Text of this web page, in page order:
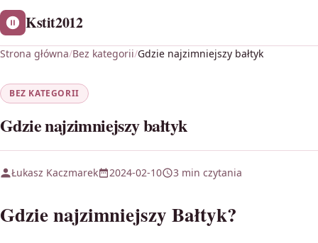
Kstit2012
Strona główna/Bez kategorii/Gdzie najzimniejszy bałtyk
BEZ KATEGORII
Gdzie najzimniejszy bałtyk
Łukasz Kaczmarek 2024-02-10 3 min czytania
Gdzie najzimniejszy Bałtyk?